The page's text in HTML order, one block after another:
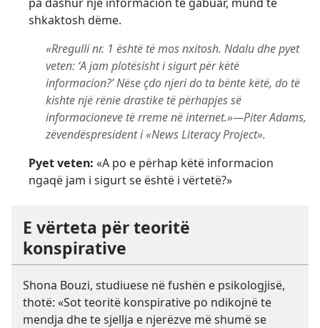
shkaktosh dëme.
«Rregulli nr. 1 është të mos nxitosh. Ndalu dhe pyet
veten: ʻA jam plotësisht i sigurt për këtë
informacion?’ Nëse çdo njeri do ta bënte këtë, do të
kishte një rënie drastike të përhapjes së
informacioneve të rreme në internet.»—Piter Adams,
zëvendëspresident i «News Literacy Project».
Pyet veten: «A po e përhap këtë informacion
ngaqë jam i sigurt se është i vërtetë?»
E vërteta për teoritë
konspirative
Shona Bouzi, studiuese në fushën e psikologjisë,
thotë: «Sot teoritë konspirative po ndikojnë te
mendja dhe te sjellja e njerëzve më shumë se